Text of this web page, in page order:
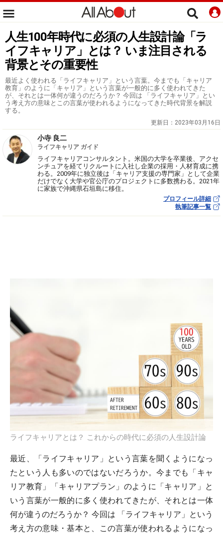
人生100年時代に必須の人生設計論「ラ
イフキャリア」とは？ いま注目される
背景とその重要性
最近よく使われる「ライフキャリア」という言葉。今までも「キャリア
教育」のように「キャリア」という言葉が一般的に多く使われてきた
が、それとは一体何が違うのだろうか？ 今回は 「ライフキャリア」とい
う考え方の意味とこの言葉が使われるようになってきた時代背景を解説
する。
更新日： 2023年03月16日
小寺 良二
ライフキャリア ガイド
ライフキャリアコンサルタント。米国の大学を卒業後、アクセ
ンチュアを経てリクルートに入社し企業の採用・人材育成に携
わる。2009年に独立後は「キャリア支援の専門家」として企業
だけでなく大学や官公庁のプロジェクトに多数携わる。2021年
に家族で沖縄県石垣島に移住。
プロフィール詳細
執筆記事一覧
ライフキャリアとは？ これからの時代に必須の人生設計論
最近、「ライフキャリア」という言葉を聞くようになっ
たという人も多いのではないだろうか。今までも「キャ
リア教育」「キャリアプラン」のように「キャリア」と
いう言葉が一般的に多く使われてきたが、それとは一体
何が違うのだろうか？ 今回は 「ライフキャリア」という
考え方の意味・基本と、この言葉が使われるようになっ